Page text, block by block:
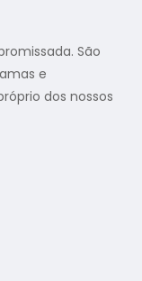
São
e
dos nossos